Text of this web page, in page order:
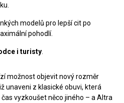
modelů pro lepší cit po
pohodlí.
i turisty
možnost objevit nový rozměr
unaveni z klasické obuvi, která
vyzkoušet něco jiného – a Altra